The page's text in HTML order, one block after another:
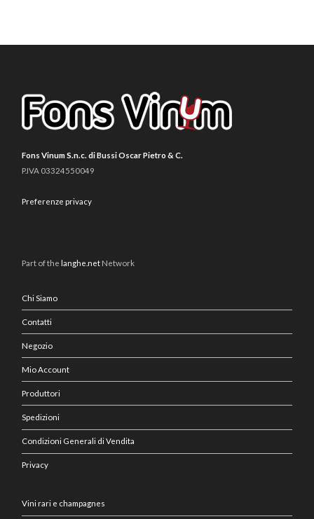
Fons Vinum S.n.c. di Bussi Oscar Pietro & C.
P.IVA 03324550049
Preferenze privacy
Part of the langhe.net Network
Chi Siamo
Contatti
Negozio
Mio Account
Produttori
Spedizioni
Condizioni Generali di Vendita
Privacy
Vini rari e champagnes